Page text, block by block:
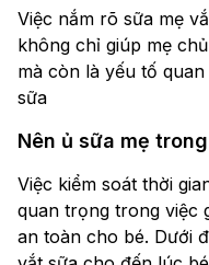
Việc nắm rõ sữa mẹ
không chỉ giúp mẹ
mà còn là yếu tố
sữa
Nên ủ sữa mẹ
Việc kiểm soát thời
quan trọng trong việc
an toàn cho bé. Dưới